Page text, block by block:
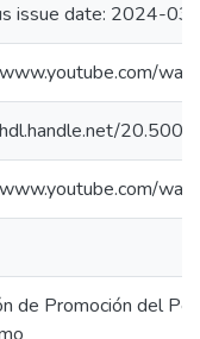
issue date: 2024-
de Promoción del